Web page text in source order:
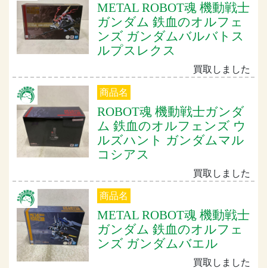
METAL ROBOT魂 機動戦士
ガンダム 鉄血のオルフェ
ンズ ガンダムバルバトス
ルプスレクス
買取しました
商品名
ROBOT魂 機動戦士ガンダ
ム 鉄血のオルフェンズ ウ
ルズハント ガンダムマル
コシアス
買取しました
商品名
METAL ROBOT魂 機動戦士
ガンダム 鉄血のオルフェ
ンズ ガンダムバエル
買取しました